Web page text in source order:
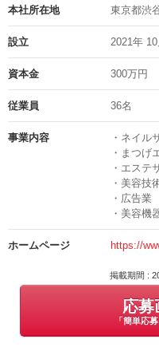
スタートでしたが、ほとんど
まずはお話を聞いていただく
い。★
掲載期間 :
応募
「簡単応募
書類審査通過後に技術チェッ
【技術チェック・接客チェック
技術チェック及び接客チェッ
※技術レベルの確認・適正を
きます。
【入社】
面接地の住所
面接時にご案内します
電話番号
本社所在地 東京都渋
設立 2021年 10
資本金 300万円
従業員 36名
事業内容
・ネイル
・まつげ
・エステ
・美容技
・広告業
・美容機
ホームページ https://
掲載期間 :
応募
「簡単応